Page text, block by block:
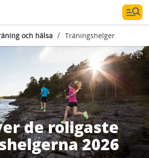
och hälsa / Träningshelger
de roligaste
2026